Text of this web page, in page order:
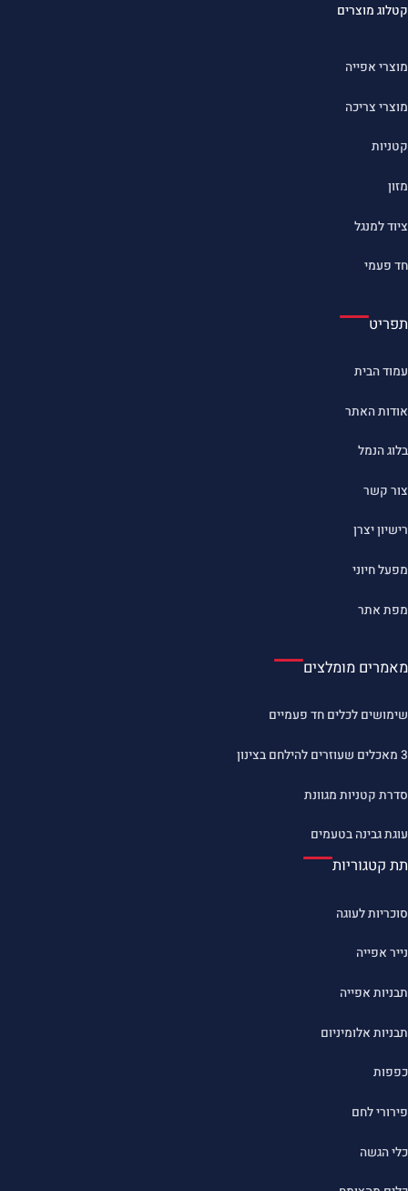
קטלוג מוצרים
מוצרי אפייה
מוצרי צריכה
קטניות
מזון
ציוד למנגל
חד פעמי
תפריט
עמוד הבית
אודות האתר
בלוג הנמל
צור קשר
רישיון יצרן
מפעל חיוני
מפת אתר
מאמרים מומלצים
שימושים לכלים חד פעמיים
3 מאכלים שעוזרים להילחם בצינון
סדרת קטניות מגוונת
עוגת גבינה בטעמים
תת קטגוריות
סוכריות לעוגה
נייר אפייה
תבניות אפייה
תבניות אלומיניום
כפפות
פירורי לחם
כלי הגשה